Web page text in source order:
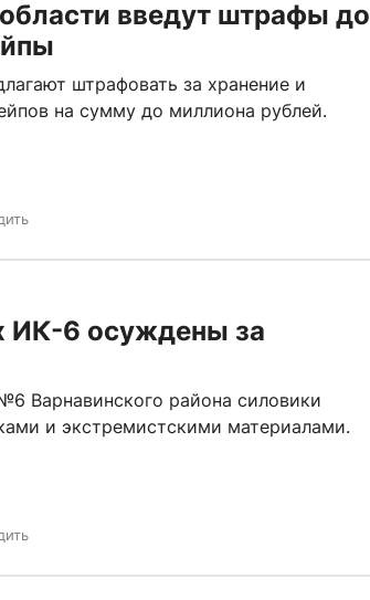
введут штрафы до
штрафовать за хранение и
на сумму до миллиона рублей.
ИК-6 осуждены за
Варнавинского района силовики
и экстремистскими материалами.